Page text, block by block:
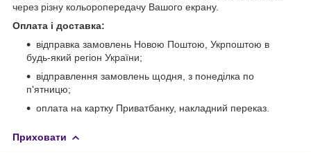
через різну кольоропередачу Вашого екрану.
Оплата і доставка:
відправка замовлень Новою Поштою, Укрпоштою в
будь-який регіон України;
відправлення замовлень щодня, з понеділка по
п'ятницю;
оплата на картку Приватбанку, накладний переказ.
Приховати